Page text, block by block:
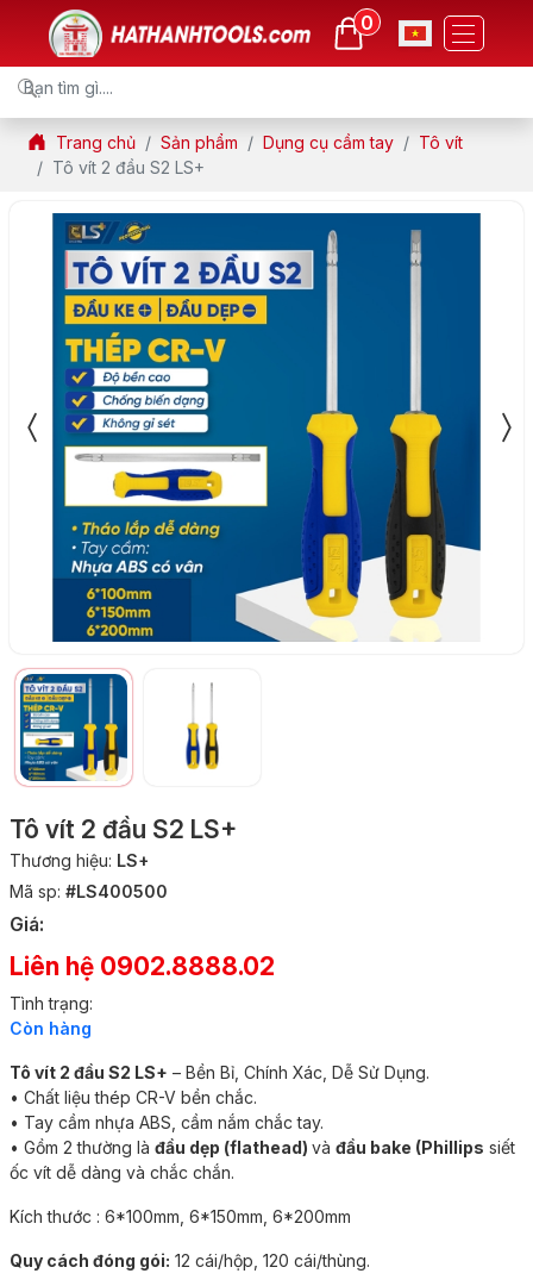
0
Trang chủ Sản phẩm Dụng cụ cầm tay
Tô vít
Tô vít 2 đầu S2 LS+
Tô vít 2 đầu S2 LS+
Thương hiệu: LS+
Mã sp: #LS400500
Giá:
Liên hệ 0902.8888.02
Tình trạng:
Còn hàng
Tô vít 2 đầu S2 LS+ – Bền Bỉ, Chính Xác, Dễ Sử Dụng.
• Chất liệu thép CR-V bền chắc.
• Tay cầm nhựa ABS, cầm nắm chắc tay.
• Gồm 2 thường là đầu dẹp (flathead) và đầu bake (Phillips siết
ốc vít dễ dàng và chắc chắn.
Kích thước : 6*100mm, 6*150mm, 6*200mm
Quy cách đóng gói: 12 cái/hộp, 120 cái/thùng.